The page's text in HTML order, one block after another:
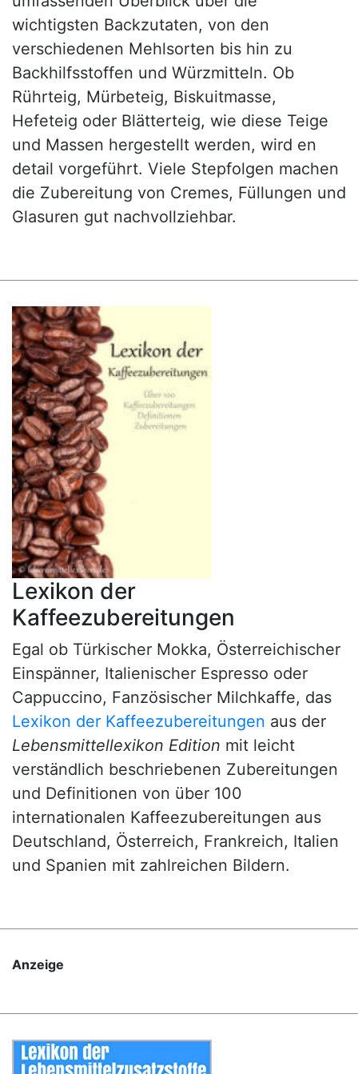
wichtigsten Backzutaten, von den
verschiedenen Mehlsorten bis hin zu
Backhilfsstoffen und Würzmitteln. Ob
Rührteig, Mürbeteig, Biskuitmasse,
Hefeteig oder Blätterteig, wie diese Teige
und Massen hergestellt werden, wird en
detail vorgeführt. Viele Stepfolgen machen
die Zubereitung von Cremes, Füllungen und
Glasuren gut nachvollziehbar.
Lexikon der
Kaffeezubereitungen
Egal ob Türkischer Mokka, Österreichischer
Einspänner, Italienischer Espresso oder
Cappuccino, Fanzösischer Milchkaffe, das
Lexikon der Kaffeezubereitungen aus der
Lebensmittellexikon Edition mit leicht
verständlich beschriebenen Zubereitungen
und Definitionen von über 100
internationalen Kaffeezubereitungen aus
Deutschland, Österreich, Frankreich, Italien
und Spanien mit zahlreichen Bildern.
Anzeige